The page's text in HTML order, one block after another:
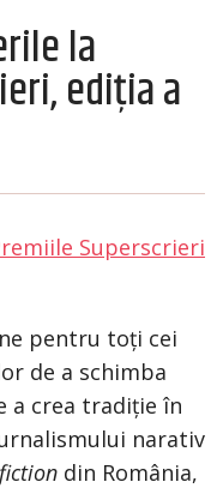
la
ediția a
Superscrieri
pentru toți cei
de a schimba
a crea tradiție în
narativ
din România,